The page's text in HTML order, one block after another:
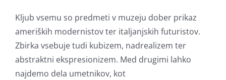
Kljub vsemu so predmeti v muzeju dober prikaz
ameriških modernistov ter italjanjskih futuristov.
Zbirka vsebuje tudi kubizem, nadrealizem ter
abstraktni ekspresionizem. Med drugimi lahko
najdemo dela umetnikov, kot